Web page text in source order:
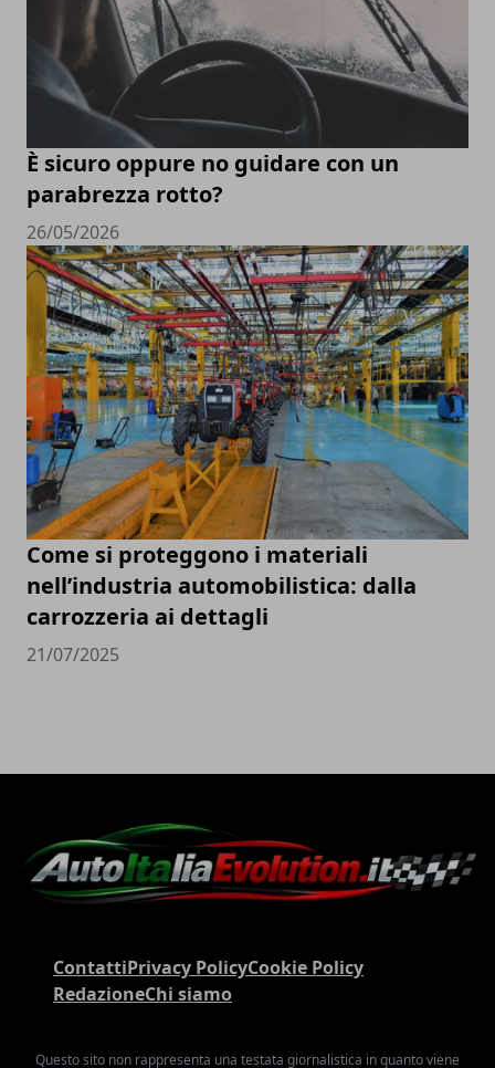
È sicuro oppure no guidare con un
parabrezza rotto?
26/05/2026
Come si proteggono i materiali
nell’industria automobilistica: dalla
carrozzeria ai dettagli
21/07/2025
ContattiPrivacy PolicyCookie Policy
RedazioneChi siamo
Questo sito non rappresenta una testata giornalistica in quanto viene